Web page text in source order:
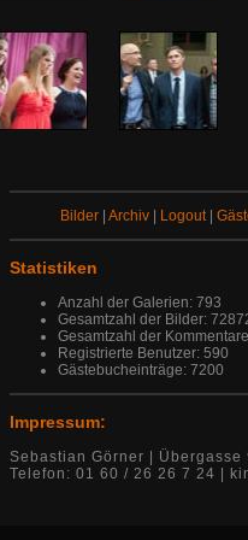
Bilder |Archiv Logout|
Statistiken
Anzahl der Galerien: 793
Gesamtzahl der Bilder:
Gesamtzahl der
Registrierte Benutzer: 590
Gästebucheinträge: 7200
Impressum:
Sebastian Görner |
Telefon: 01 60 / 26 26 7 24 |